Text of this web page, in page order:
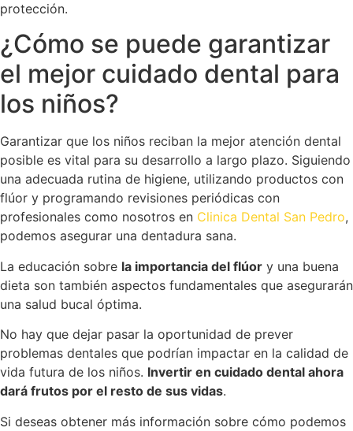
protección.
¿Cómo se puede garantizar
el mejor cuidado dental para
los niños?
Garantizar que los niños reciban la mejor atención dental
posible es vital para su desarrollo a largo plazo. Siguiendo
una adecuada rutina de higiene, utilizando productos con
flúor y programando revisiones periódicas con
profesionales como nosotros en Clinica Dental San Pedro,
podemos asegurar una dentadura sana.
La educación sobre la importancia del flúor y una buena
dieta son también aspectos fundamentales que asegurarán
una salud bucal óptima.
No hay que dejar pasar la oportunidad de prever
problemas dentales que podrían impactar en la calidad de
vida futura de los niños. Invertir en cuidado dental ahora
dará frutos por el resto de sus vidas.
Si deseas obtener más información sobre cómo podemos